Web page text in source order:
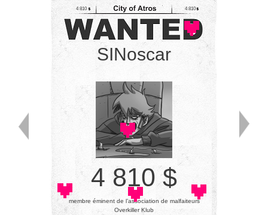
4 810
SINoscar
4 810
4 810 $
membre éminent de l’association de malfaiteurs
Overkiller Klub